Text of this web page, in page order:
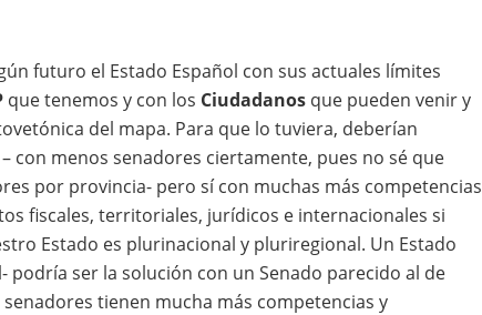
futuro el Estado Español con sus actuales límites
que tenemos y con los Ciudadanos que pueden venir y
del mapa. Para que lo tuviera, deberían
con menos senadores ciertamente, pues no sé que
por provincia- pero sí con muchas más competencias
fiscales, territoriales, jurídicos e internacionales si
Estado es plurinacional y pluriregional. Un Estado
podría ser la solución con un Senado parecido al de
senadores tienen mucha más competencias y